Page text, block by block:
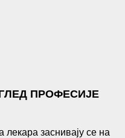
ПРОФЕСИЈЕ
заснивају се на